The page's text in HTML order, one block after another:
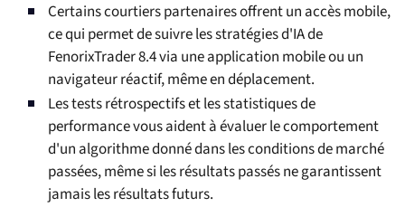
Certains courtiers partenaires offrent un accès mobile,
ce qui permet de suivre les stratégies d'IA de
FenorixTrader 8.4 via une application mobile ou un
navigateur réactif, même en déplacement.
Les tests rétrospectifs et les statistiques de
performance vous aident à évaluer le comportement
d'un algorithme donné dans les conditions de marché
passées, même si les résultats passés ne garantissent
jamais les résultats futurs.